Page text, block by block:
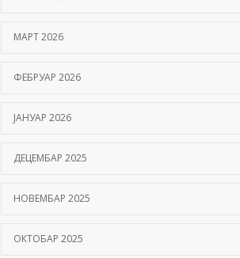
Hemofilija: Kako prepoznati simptome i kada se
09/06/2026
Kako hiperbarična komora pomaže oporavak
01/06/2026
МАРТ 2026
ФЕБРУАР 2026
ЈАНУАР 2026
ДЕЦЕМБАР 2025
НОВЕМБАР 2025
ОКТОБАР 2025